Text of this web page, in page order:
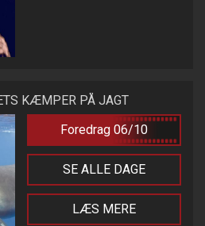
KÆMPER PÅ JAGT
Foredrag 06/10
SE ALLE DAGE
LÆS MERE